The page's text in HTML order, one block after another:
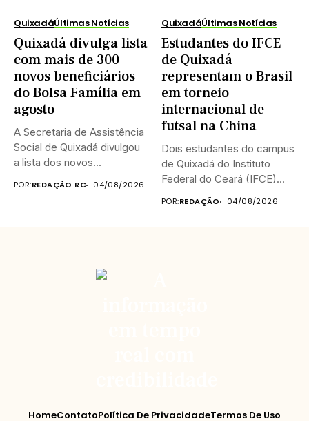
QuixadáÚltimas Notícias
Quixadá divulga lista
com mais de 300
novos beneficiários
do Bolsa Família em
agosto
A Secretaria de Assistência
Social de Quixadá divulgou
a lista dos novos...
POR:REDAÇÃO RC 04/08/2026
QuixadáÚltimas Notícias
Estudantes do IFCE
de Quixadá
representam o Brasil
em torneio
internacional de
futsal na China
Dois estudantes do campus
de Quixadá do Instituto
Federal do Ceará (IFCE)...
POR:REDAÇÃO 04/08/2026
HomeContatoPolítica De PrivacidadeTermos De Uso